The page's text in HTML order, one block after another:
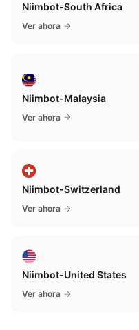
Niimbot-South Africa
Ver ahora
Niimbot-Malaysia
Ver ahora
Niimbot-Switzerland
Ver ahora
Niimbot-United States
Ver ahora